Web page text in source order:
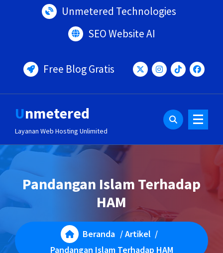
Unmetered Technologies
SEO Website AI
Free Blog Gratis
Unmetered
Layanan Web Hosting Unlimited
Pandangan Islam Terhadap
HAM
Beranda /Artikel /
Pandangan Islam Terhadap HAM